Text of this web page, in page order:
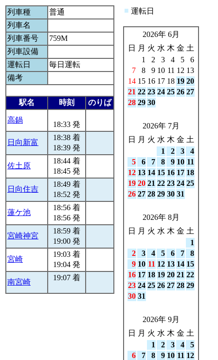
列車種
普通
列車名
列車番号
759M
列車設備
運転日
毎日運転
備考
駅名 時刻 のりば
高鍋
18:33 発
日向新富
18:38 着
18:39 発
佐土原
18:44 着
18:45 発
日向住吉
18:49 着
18:52 発
蓮ケ池
18:56 着
18:56 発
宮崎神宮
18:59 着
19:00 発
宮崎
19:03 着
19:04 発
南宮崎
19:07 着
■ 運転日
2026年 6月
日
月 火 水 木 金 土
1
2 3 4 5
6
7
8 9 10 11 12 13
14 15 16 17 18 19 20
21 22 23 24 25 26 27
28 29 30
2026年 7月
日
月 火 水 木 金 土
1
2 3
4
5
6 7 8 9 10 11
12 13 14 15 16 17 18
19 20 21 22 23 24 25
26 27 28 29 30 31
2026年 8月
日
月 火 水 木 金 土
1
2
3 4 5 6 7
8
9 10 11 12 13 14 15
16 17 18 19 20 21 22
23 24 25 26 27 28 29
30 31
2026年 9月
日
月 火 水 木 金 土
1
2 3 4
5
6
7 8 9 10 11 12